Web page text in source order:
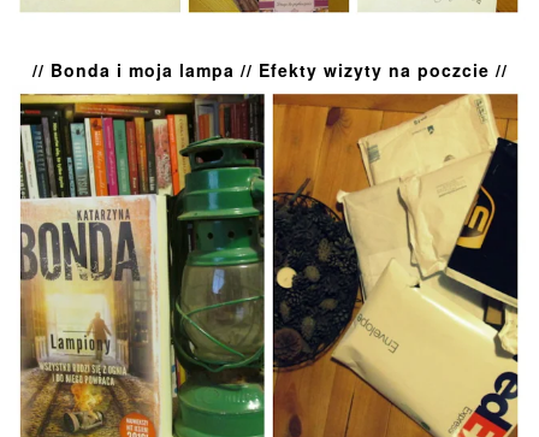
// Bonda i moja lampa // Efekty wizyty na poczcie //